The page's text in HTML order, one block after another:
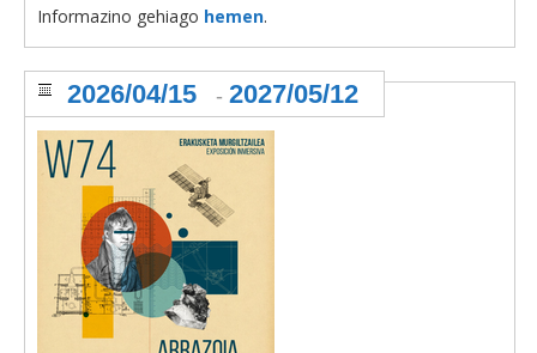
Informazino gehiago hemen.
2026/04/15 - 2027/05/12